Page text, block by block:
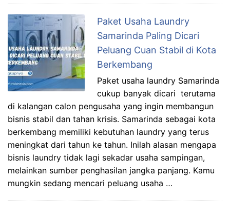
Paket Usaha Laundry
Samarinda Paling Dicari
Peluang Cuan Stabil di Kota
Berkembang
Paket usaha laundry Samarinda
cukup banyak dicari terutama
di kalangan calon pengusaha yang ingin membangun
bisnis stabil dan tahan krisis. Samarinda sebagai kota
berkembang memiliki kebutuhan laundry yang terus
meningkat dari tahun ke tahun. Inilah alasan mengapa
bisnis laundry tidak lagi sekadar usaha sampingan,
melainkan sumber penghasilan jangka panjang. Kamu
mungkin sedang mencari peluang usaha …